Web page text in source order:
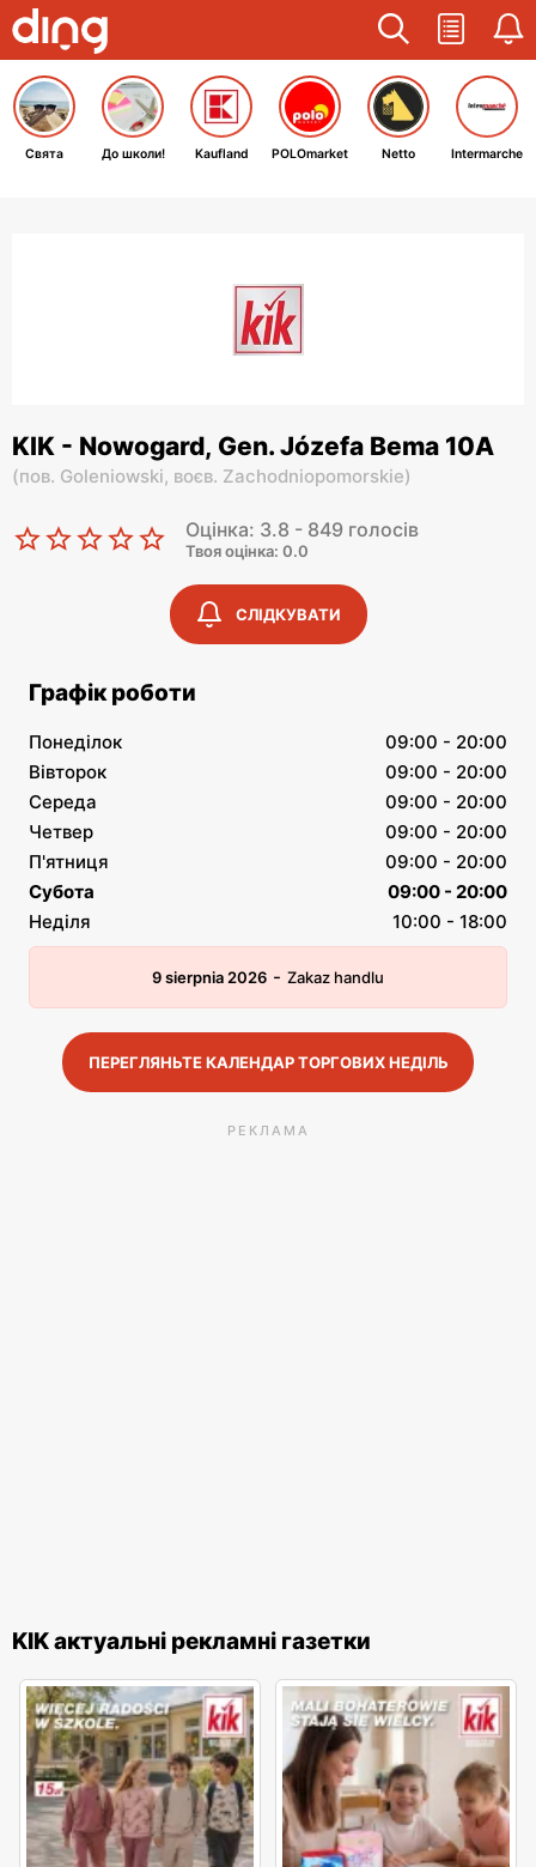
Свята До школи! Kaufland POLOmarket Netto Intermarche
KIK - Nowogard, Gen. Józefa Bema 10A
(пов. Goleniowski, воєв. Zachodniopomorskie)
Оцінка: 3.8 - 849 голосів
Твоя оцінка: 0.0
СЛІДКУВАТИ
Графік роботи
Понеділок
09:00 - 20:00
Вівторок
09:00 - 20:00
Середа
09:00 - 20:00
Четвер
09:00 - 20:00
П'ятниця
09:00 - 20:00
Субота
09:00 - 20:00
Неділя
10:00 - 18:00
9 sierpnia 2026 - Zakaz handlu
ПЕРЕГЛЯНЬТЕ КАЛЕНДАР ТОРГОВИХ НЕДІЛЬ
РЕКЛАМА
KIK актуальні рекламні газетки